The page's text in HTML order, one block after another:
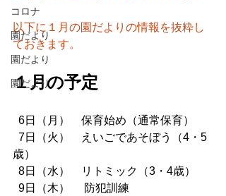
コロナ
園だより
園だより
園だより
以下に１月の園だよりの情報を抜粋し
ておきます。
１月の予定
6日（月）    保育始め（通常保育）
7日（火）    えいごであそぼう（4・5
歳）
8日（水）    リトミック（3・4歳）
9日（木）　 防犯訓練